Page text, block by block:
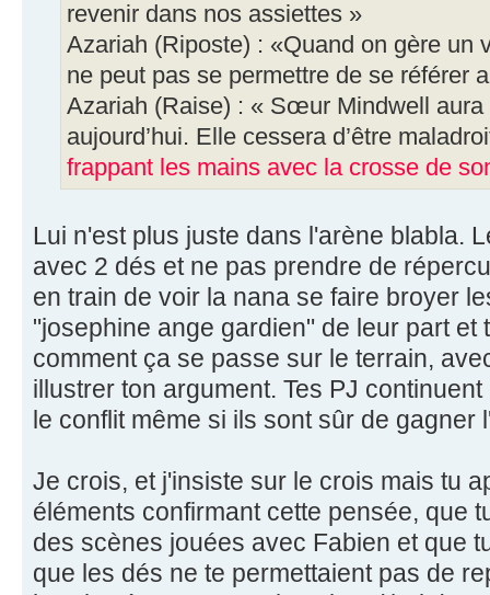
revenir dans nos assiettes »
Azariah (Riposte) : «Quand on gère un
ne peut pas se permettre de se référer
Azariah (Raise) : « Sœur Mindwell aura
aujourd’hui. Elle cessera d’être
frappant les mains avec la crosse de
Lui n'est plus juste dans l'arène blabla.
avec 2 dés et ne pas prendre de
en train de voir la nana se faire broyer
"josephine ange gardien" de leur part et
comment ça se passe sur le terrain,
illustrer ton argument. Tes PJ
le conflit même si ils sont sûr de gagner
Je crois, et j'insiste sur le crois mais tu
éléments confirmant cette pensée, que
des scènes jouées avec Fabien et que
que les dés ne te permettaient pas de